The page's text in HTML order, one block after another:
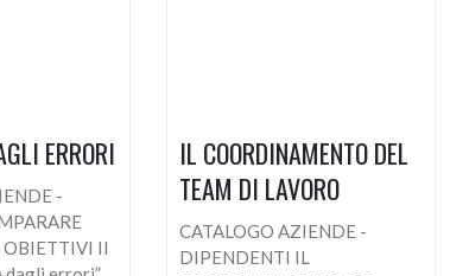
ERRORI
-
OBIETTIVI Il
IL COORDINAMENTO DEL
TEAM DI LAVORO
CATALOGO AZIENDE -
DIPENDENTI IL